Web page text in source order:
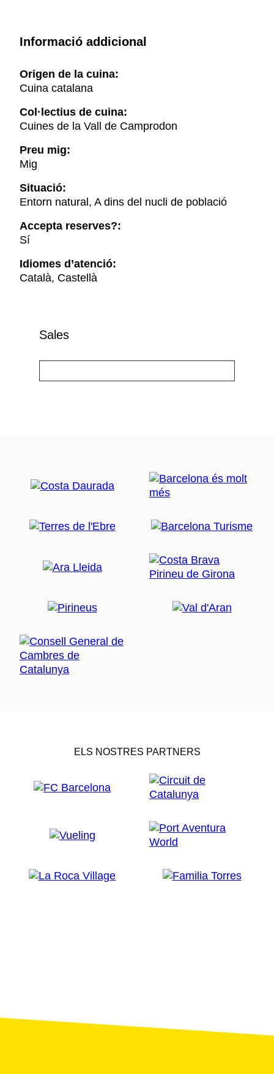
Informació addicional
Origen de la cuina:
Cuina catalana
Col·lectius de cuina:
Cuines de la Vall de Camprodon
Preu mig:
Mig
Situació:
Entorn natural, A dins del nucli de població
Accepta reserves?:
Sí
Idiomes d’atenció:
Català, Castellà
Sales
ELS NOSTRES PARTNERS